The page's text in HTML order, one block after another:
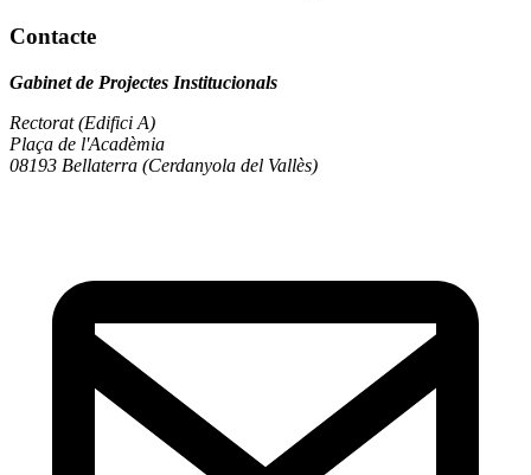
Contacte
Gabinet de Projectes Institucionals
Rectorat (Edifici A)
Plaça de l'Acadèmia
08193 Bellaterra (Cerdanyola del Vallès)